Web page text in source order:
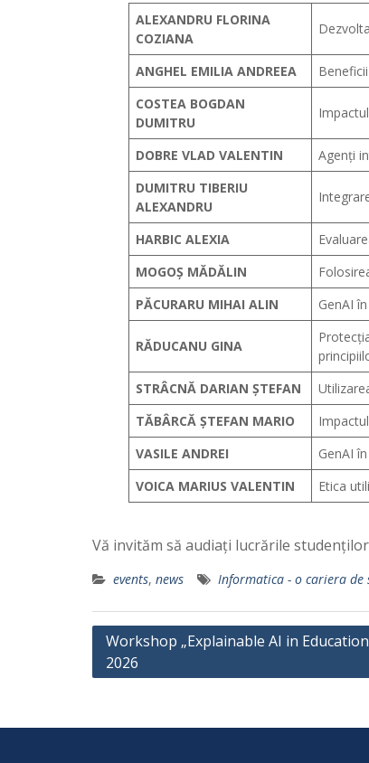
ALEXANDRU FLORINA
COZIANA
ANGHEL EMILIA ANDREEA
COSTEA BOGDAN
DUMITRU
DOBRE VLAD VALENTIN
Agenți
DUMITRU TIBERIU
ALEXANDRU
HARBIC ALEXIA
MOGOȘ MĂDĂLIN
PĂCURARU MIHAI ALIN
GenAI
RĂDUCANU GINA
STRÂCNĂ DARIAN ȘTEFAN
TĂBÂRCĂ ȘTEFAN MARIO
VASILE ANDREI
GenAI
VOICA MARIUS VALENTIN
Etica
Vă invităm să audiați lucrările
events, news Informatica - o cariera de
Workshop „Explainable AI in
2026